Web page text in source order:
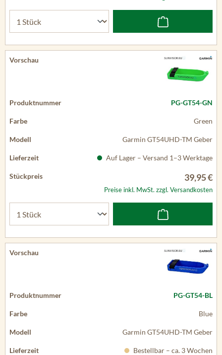
PG-GT54-GN
Green
Garmin GT54UHD-TM Geber
Auf Lager – Versand 1–3 Werktage
39,95 €
Preise inkl. MwSt. zzgl. Versandkosten
PG-GT54-BL
Blue
Garmin GT54UHD-TM Geber
Bestellbar – ca. 3 Wochen